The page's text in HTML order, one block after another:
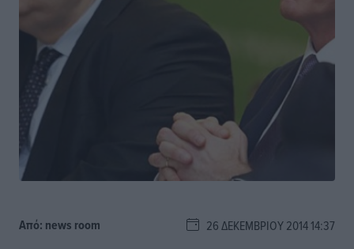
Από: news room 26 ΔΕΚΕΜΒΡΊΟΥ 2014 14:37